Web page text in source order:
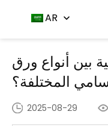
AR
الصفحة الرئيسية
ورق التسامي المختلفة؟
بين أنواع ورق
المختلفة؟
2025-08-29